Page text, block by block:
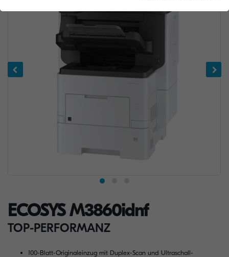
ECOSYS M3860idnf
TOP-PERFORMANZ
100-Blatt-Originaleinzug mit Duplex-Scan und Ultraschall-